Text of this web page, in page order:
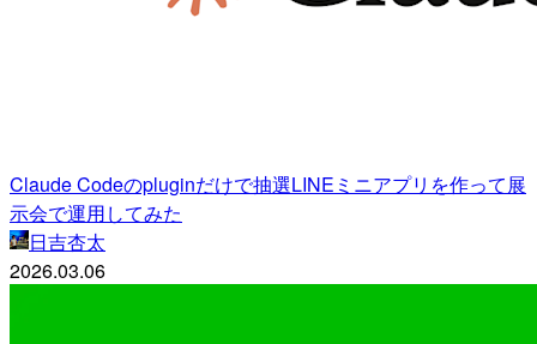
Claude Codeのpluginだけで抽選LINEミニアプリを作って展
示会で運用してみた
日吉杏太
2026.03.06